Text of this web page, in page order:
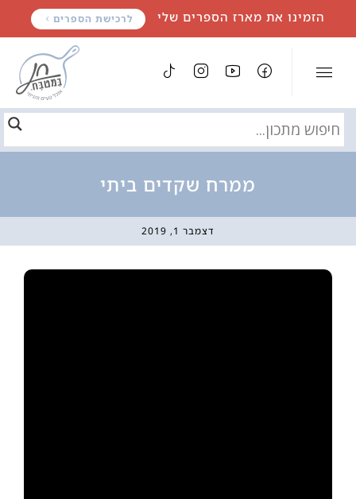
הזמינו את מארז הספרים שלי לרכישת הספרים
ממרח שקדים ביתי
דצמבר 1, 2019